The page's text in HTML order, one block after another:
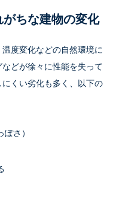
がちな建物の変化
度変化などの自然環境に
どが徐々に性能を失って
くい劣化も多く、以下の
さ）